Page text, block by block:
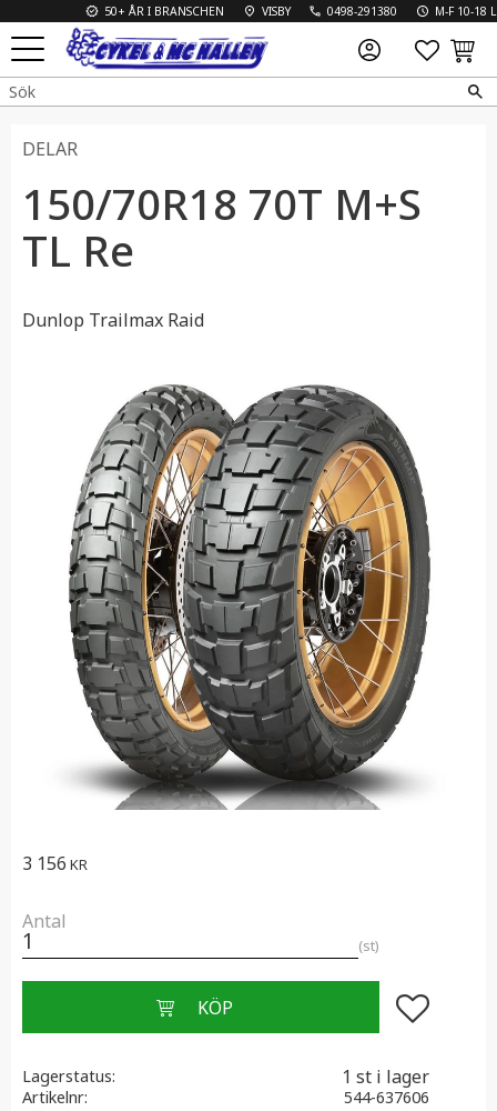
Meny
50+ ÅR I BRANSCHEN VISBY 0498-291380 M-F 10-18 L
DELAR
150/70R18 70T M+S
TL Re
Dunlop Trailmax Raid
3 156 KR
Antal
st
Lägg till i
Lagerstatus 1 st i lager
Artikelnr
544-637606